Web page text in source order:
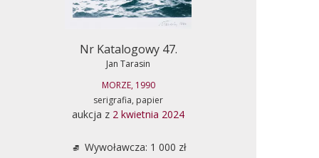
Nr Katalogowy 47.
Jan Tarasin
MORZE, 1990
serigrafia, papier
aukcja z 2 kwietnia 2024
Wywoławcza: 1 000 zł